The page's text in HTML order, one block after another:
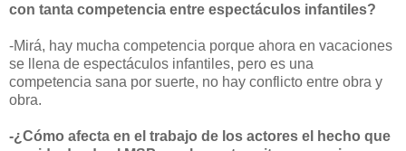
con tanta competencia entre espectáculos infantiles?
-Mirá, hay mucha competencia porque ahora en vacaciones
se llena de espectáculos infantiles, pero es una
competencia sana por suerte, no hay conflicto entre obra y
obra.
-¿Cómo afecta en el trabajo de los actores el hecho que